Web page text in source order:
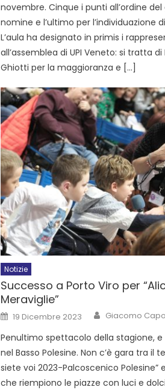
novembre. Cinque i punti all’ordine
nomine e l’ultimo per l’individuazione
L’aula ha designato in primis i
all’assemblea di UPI Veneto: si tratta
Ghiotti per la maggioranza e […]
Notizie
Successo a Porto Viro per
Meraviglie”
19 Dicembre 2023 Giacomo
Penultimo spettacolo della stagione,
nel Basso Polesine. Non c’è gara tra il
siete voi 2023-Palcoscenico Polesine”
che riempiono le piazze con luci e